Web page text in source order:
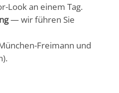
Look an einem Tag.
— wir führen Sie
Freimann und